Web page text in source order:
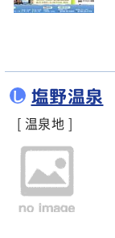
し 塩野温泉
[ 温泉地 ]